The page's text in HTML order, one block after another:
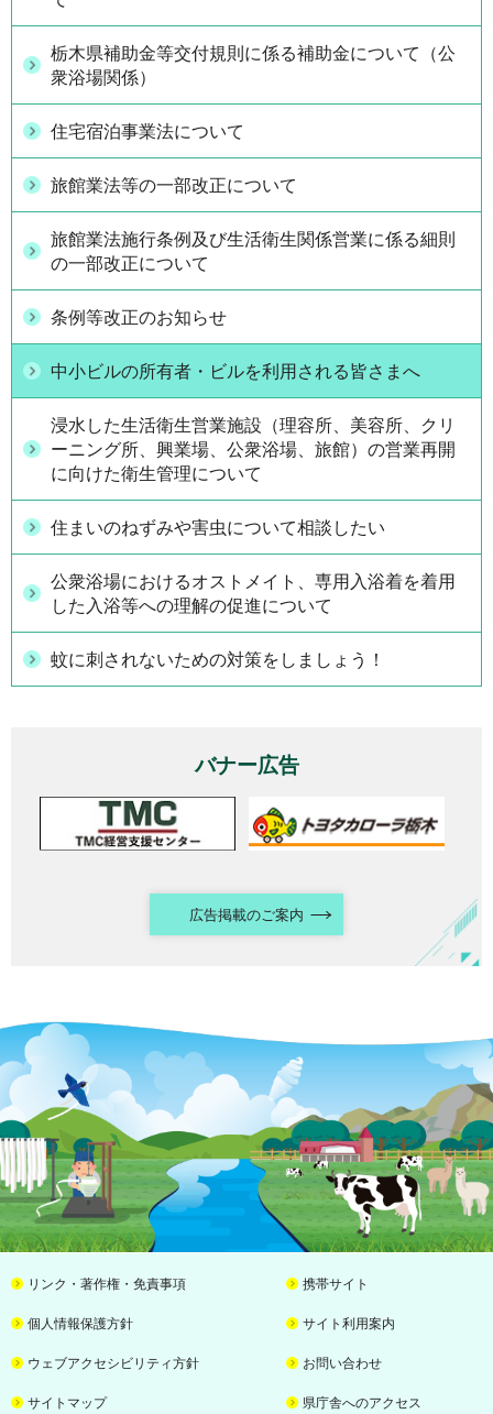
栃木県補助金等交付規則に係る補助金について（公
衆浴場関係）
住宅宿泊事業法について
旅館業法等の一部改正について
旅館業法施行条例及び生活衛生関係営業に係る細則
の一部改正について
条例等改正のお知らせ
中小ビルの所有者・ビルを利用される皆さまへ
浸水した生活衛生営業施設（理容所、美容所、クリ
ーニング所、興業場、公衆浴場、旅館）の営業再開
に向けた衛生管理について
住まいのねずみや害虫について相談したい
公衆浴場におけるオストメイト、専用入浴着を着用
した入浴等への理解の促進について
蚊に刺されないための対策をしましょう！
バナー広告
広告掲載のご案内
リンク・著作権・免責事項 携帯サイト
個人情報保護方針 サイト利用案内
ウェブアクセシビリティ方針 お問い合わせ
サイトマップ 県庁舎へのアクセス